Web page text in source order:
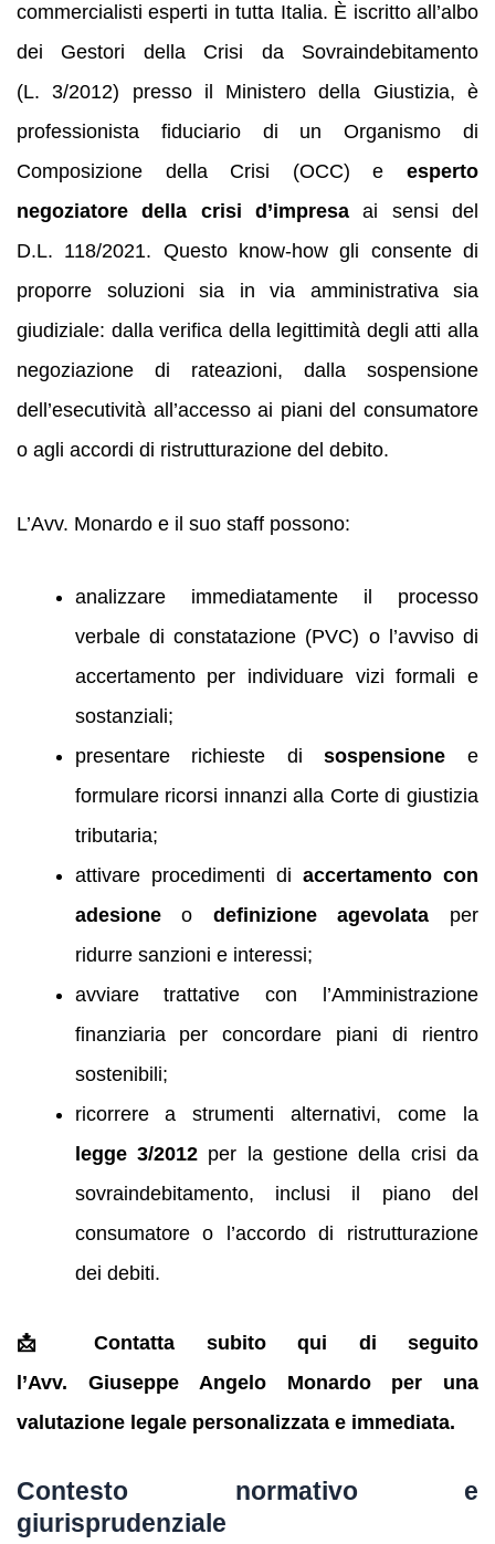
commercialisti esperti in tutta Italia. È iscritto all’albo
dei Gestori della Crisi da Sovraindebitamento
(L. 3/2012) presso il Ministero della Giustizia, è
professionista fiduciario di un Organismo di
Composizione della Crisi (OCC) e esperto
negoziatore della crisi d’impresa ai sensi del
D.L. 118/2021. Questo know‑how gli consente di
proporre soluzioni sia in via amministrativa sia
giudiziale: dalla verifica della legittimità degli atti alla
negoziazione di rateazioni, dalla sospensione
dell’esecutività all’accesso ai piani del consumatore
o agli accordi di ristrutturazione del debito.
L’Avv. Monardo e il suo staff possono:
analizzare immediatamente il processo
verbale di constatazione (PVC) o l’avviso di
accertamento per individuare vizi formali e
sostanziali;
presentare richieste disospensione e
formulare ricorsi innanzi alla Corte di giustizia
tributaria;
attivare procedimenti di accertamento con
adesioneo definizione agevolata per
ridurre sanzioni e interessi;
avviare trattative con l’Amministrazione
finanziaria per concordare piani di rientro
sostenibili;
ricorrere a strumenti alternativi, come la
legge 3/2012per la gestione della crisi da
sovraindebitamento, inclusi il piano del
consumatore o l’accordo di ristrutturazione
dei debiti.
📩 Contatta subito qui di seguito
l’Avv. Giuseppe Angelo Monardo per una
valutazione legale personalizzata e immediata.
Contesto normativo e
giurisprudenziale